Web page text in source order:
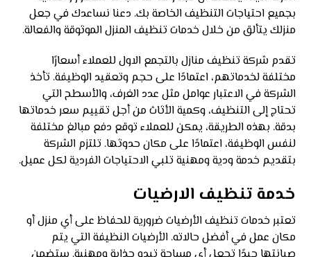
بجميع احتياجات التنظيف الخاصة بك. دعنا نساعدك في جعل
منزلك يتألق من خلال خدمات تنظيف المنزل الموثوقة والفعالة.
تقدم شركة تنظيف منازل بالتجمع الاول للعملاء أسعارًا
مختلفة لخدماتهم، اعتمادًا على حجم وتعقيد الوظيفة. تأخذ
الشركة في الاعتبار عوامل مثل عدد الغرف، والأسطح التي
تحتاج إلى التنظيف، وكمية الأثاث من أجل تقييم سعر خدماتها
بدقة. بهذه الطريقة، يمكن للعملاء توقع دفع مبالغ مختلفة
لنفس الوظيفة، اعتمادًا على مكان حدوثها. تلتزم الشركة
بتقديم خدمة ودية ومهنية تلبي الاحتياجات الفردية لكل عميل.
خدمة تنظيف الارضيات
تعتبر خدمات تنظيف الأرضيات ضرورية للحفاظ على أي منزل أو
مكان عمل في أفضل حالاته. الأرضيات النظيفة التي يتم